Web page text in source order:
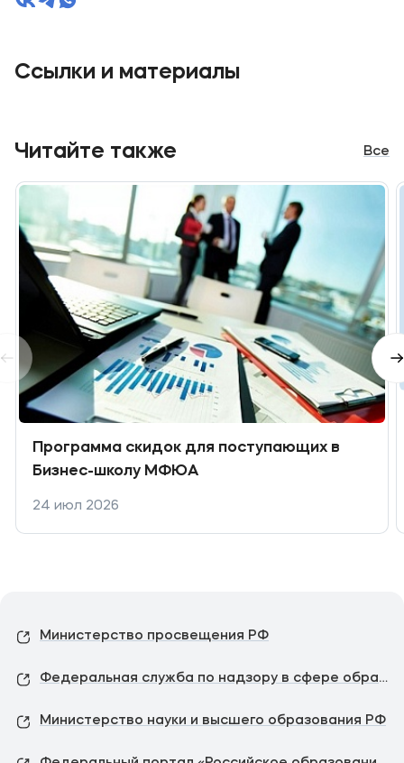
Ссылки и материалы
Читайте также Все
Программа скидок для поступающих в
Бизнес-школу МФЮА
24 июл 2026
Министерство просвещения РФ
Федеральная служба по надзору в сфере образования и науки
Министерство науки и высшего образования РФ